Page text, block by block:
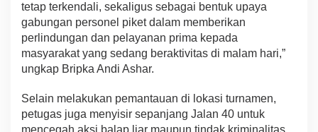
tetap terkendali, sekaligus sebagai bentuk upaya
gabungan personel piket dalam memberikan
perlindungan dan pelayanan prima kepada
masyarakat yang sedang beraktivitas di malam hari,”
ungkap Bripka Andi Ashar.
Selain melakukan pemantauan di lokasi turnamen,
petugas juga menyisir sepanjang Jalan 40 untuk